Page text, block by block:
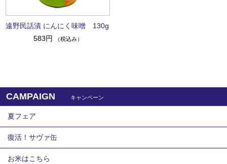
遠野民話漬 にんにく味噌 130g
583円
（税込み）
CAMPAIGN キャンペーン
夏フェア
復活！サヴァ缶
お米はこちら